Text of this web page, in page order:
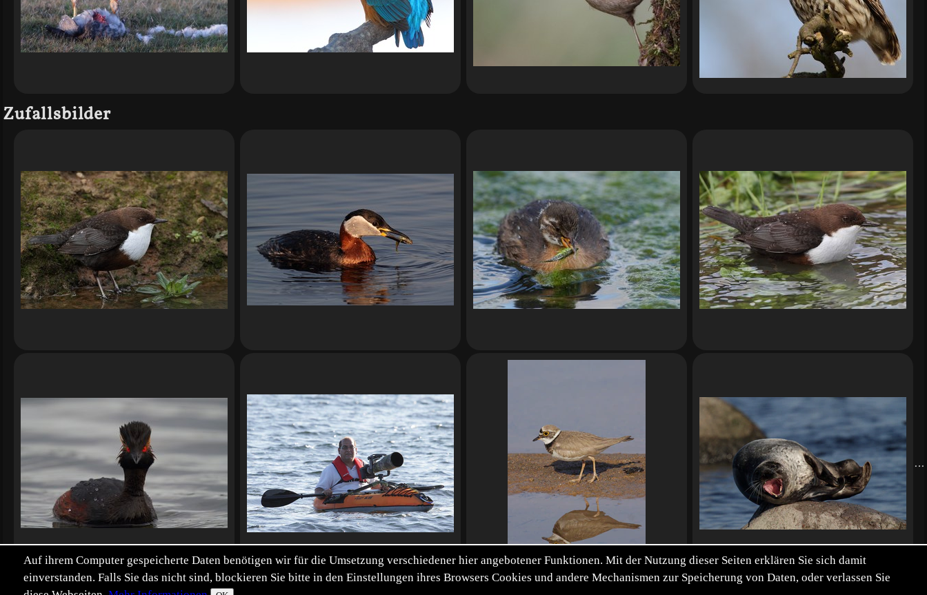
Zufallsbilder
Auf ihrem Computer gespeicherte Daten benötigen wir für die Umsetzung verschiedener hier angebotener Funktionen. Mit der Nutzung dieser Seiten erklären Sie sich damit
einverstanden. Falls Sie das nicht sind, blockieren Sie bitte in den Einstellungen ihres Browsers Cookies und andere Mechanismen zur Speicherung von Daten, oder verlassen Sie